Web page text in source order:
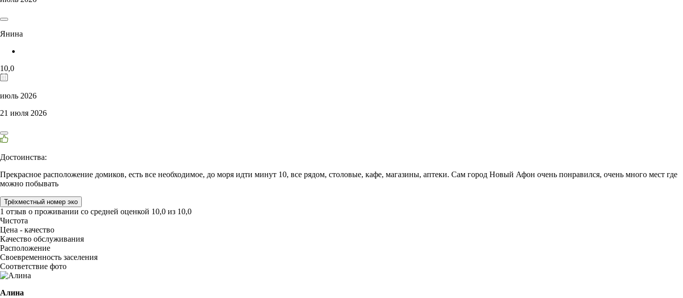
Янина
10,0
июль 2026
21 июля 2026
Достоинства:
Прекрасное расположение домиков, есть все необходимое, до моря идти минут 10, все рядом, столовые, кафе, магазины, аптеки. Сам город Новый Афон очень понравился, очень много мест где
можно побывать
Трёхместный номер эко
1 отзыв о проживании со средней оценкой 10,0 из 10,0
Чистота
Цена - качество
Качество обслуживания
Расположение
Своевременность заселения
Соответствие фото
Алина